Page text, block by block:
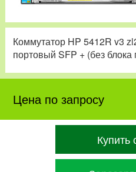
Коммутатор HP 5412R v3
портовый SFP + (без блока
Цена по запросу
Купить